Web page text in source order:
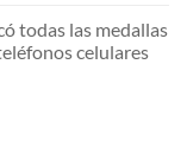
todas las medallas
celulares